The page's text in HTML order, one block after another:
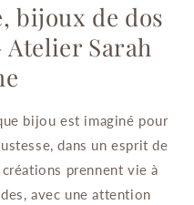
bijoux de dos
Atelier Sarah
bijou est imaginé pour
dans un esprit de
prennent vie à
avec une attention